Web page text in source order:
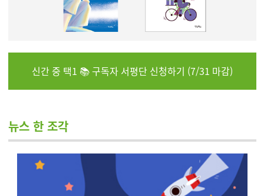
신간 중 택1 📚 구독자 서평단 신청하기 (7/31 마감)
뉴스 한 조각